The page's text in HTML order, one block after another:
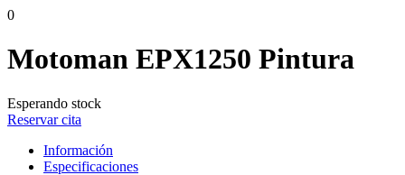
0
Motoman EPX1250 Pintura
Esperando stock
Reservar cita
Información
Especificaciones